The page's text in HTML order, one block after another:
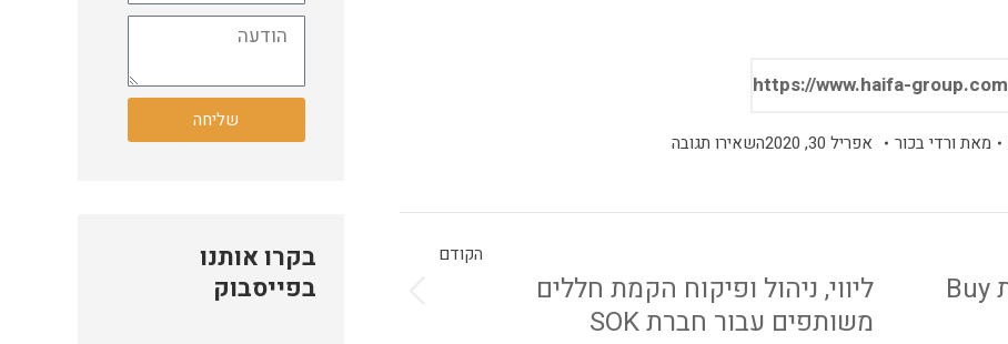
מאת ורדי בכור אפריל 30, 2020 השאירו תגובה
הקודם
ליווי, ניהול ופיקוח הקמת חללים
משותפים עבור חברת SOK
ליווי, ניהול ופיקוח סניף ברוש לרשת Buy
שליחה
בקרו אותנו
בפייסבוק